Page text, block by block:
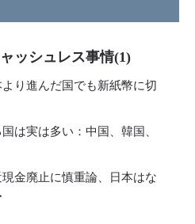
ッシュレス事情(1)
り進んだ国でも新紙幣に切
は実は多い：中国、韓国、
金廃止に慎重論、日本はな